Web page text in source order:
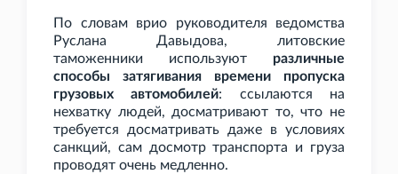
По словам врио руководителя ведомства
Руслана Давыдова, литовские
таможенники используют различные
способы затягивания времени пропуска
грузовых автомобилей: ссылаются на
нехватку людей, досматривают то, что не
требуется досматривать даже в условиях
санкций, сам досмотр транспорта и груза
проводят очень медленно.